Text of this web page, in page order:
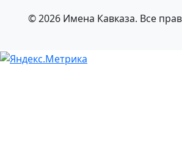
© 2026 Имена Кавказа. Все